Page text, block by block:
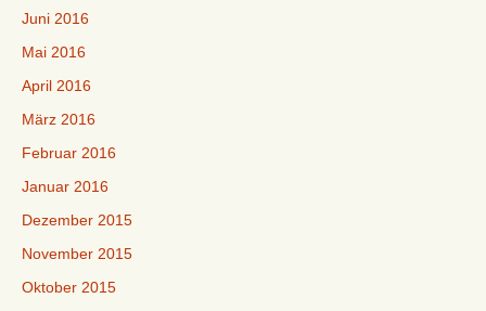
Juni 2016
Mai 2016
April 2016
März 2016
Februar 2016
Januar 2016
Dezember 2015
November 2015
Oktober 2015